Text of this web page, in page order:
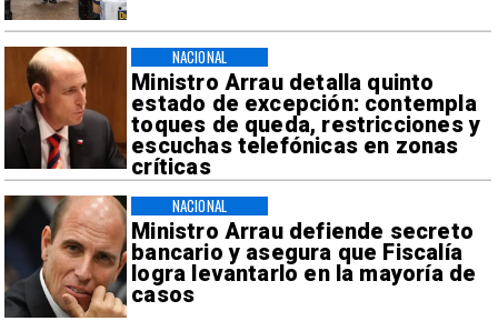
Ministro Arrau detalla quinto
estado de excepción: contempla
toques de queda, restricciones y
escuchas telefónicas en zonas
críticas
NACIONAL
Ministro Arrau defiende secreto
bancario y asegura que Fiscalía
logra levantarlo en la mayoría de
casos
NACIONAL